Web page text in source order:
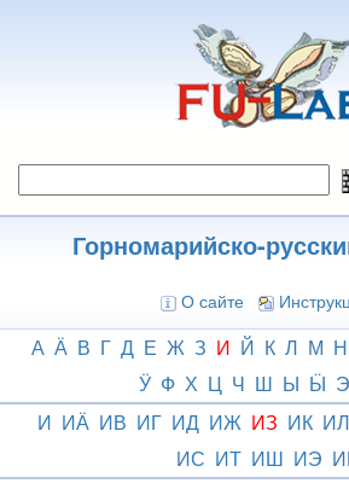
Горномарийско-
О сайте
А Ӓ В Г Д Е Ж З И Й К Л М Н
Ӱ Ф Х Ц Ч Ш Ы Ӹ Э
И ИӒ ИВ ИГ ИД ИЖ ИЗ ИК ИЛ
ИС ИТ ИШ ИЭ